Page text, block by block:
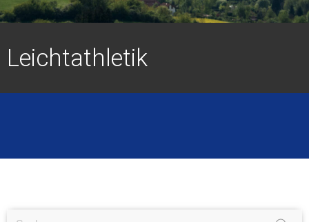
Leichtathletik